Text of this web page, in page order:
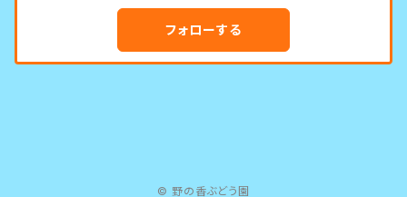
フォローする
© 野の香ぶどう園